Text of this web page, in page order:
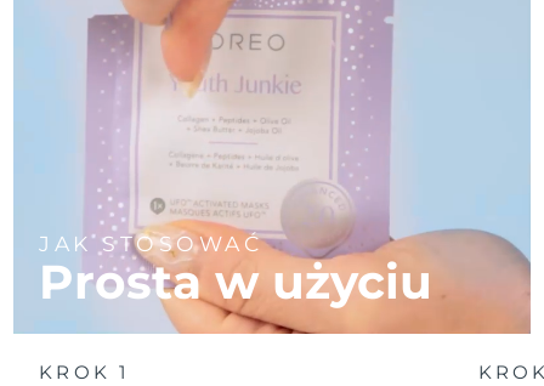
JAK STOSOWAĆ
Prosta w użyciu
KROK 1